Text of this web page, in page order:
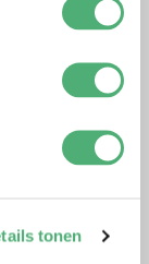
tonen